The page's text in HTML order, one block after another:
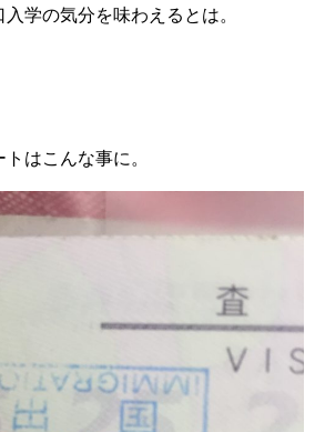
学の気分を味わえるとは。
はこんな事に。